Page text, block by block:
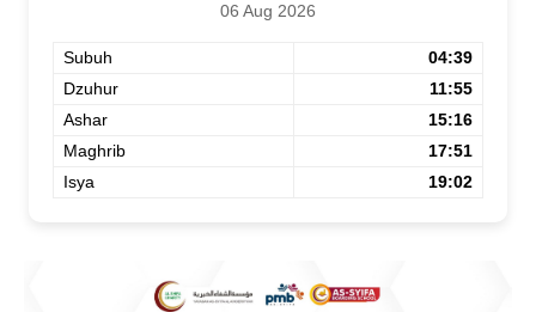
06 Aug 2026
Subuh
04:39
Dzuhur
11:55
Ashar
15:16
Maghrib
17:51
Isya
19:02